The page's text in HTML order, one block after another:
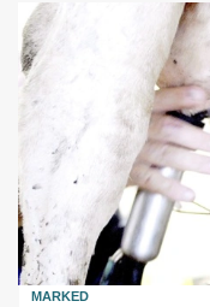
MARKED